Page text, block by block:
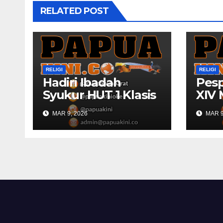
RELATED POST
RELIGI
Hadiri Ibadah
Syukur HUT 1 Klasis
GPI Papua,
Gubernur Papua
Barat Ingatkan
MAR 9, 2026
RELIGI
XIV
MAR